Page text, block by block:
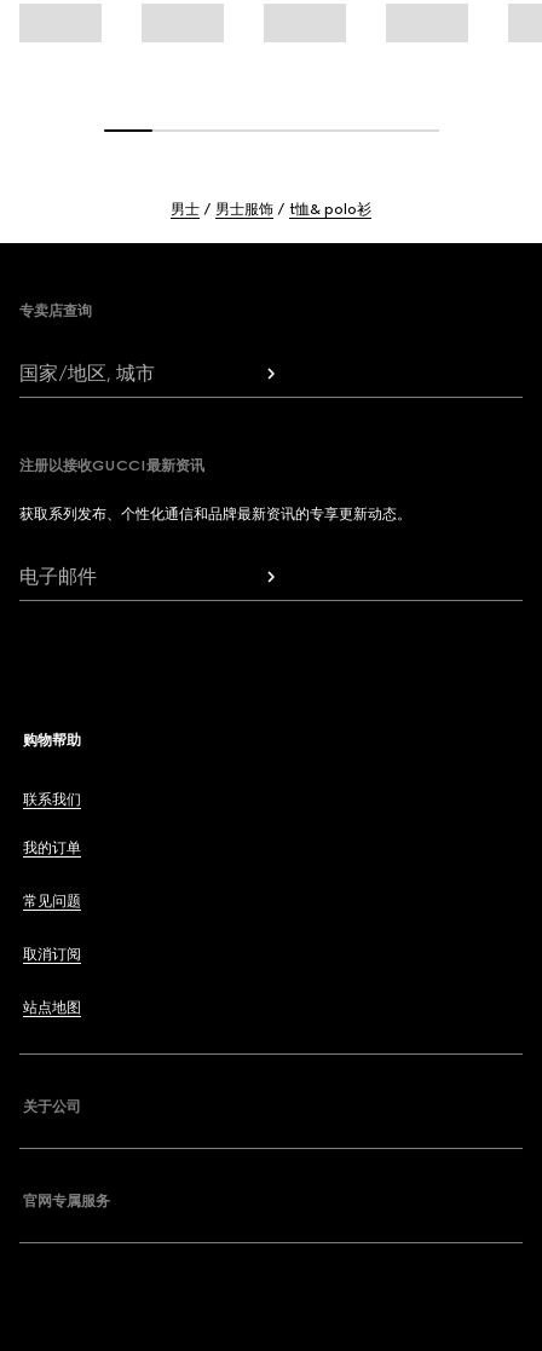
男士 男士服饰 t恤& polo衫
专卖店查询
国家/地区, 城市
注册以接收GUCCI最新资讯
获取系列发布、个性化通信和品牌最新资讯的专享更新动态。
电子邮件
购物帮助
联系我们
我的订单
常见问题
取消订阅
站点地图
关于公司
官网专属服务